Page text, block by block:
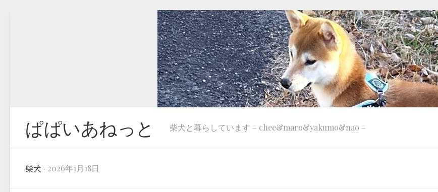
ぱぱいあねっと 柴犬と暮らしています – chee&maro&yakumo&nao –
柴犬 · 2026年1月18日